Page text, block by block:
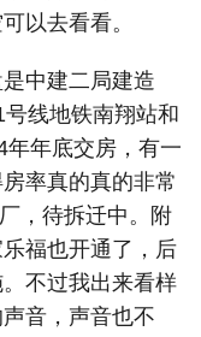
以去看看。
中建二局建造
线地铁南翔站和
年底交房，有一
率真的真的非常
，待拆迁中。附
福也开通了，后
不过我出来看样
音，声音也不